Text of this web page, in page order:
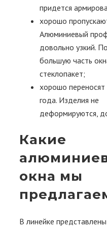
придется
хорошо
Алюминиевый
довольно узкий.
большую часть
стеклопакет;
хорошо
года. Изделия не
деформируются,
Какие
окна мы
В линейке